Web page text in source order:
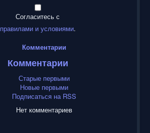
Согласитесь с
правилами и условиями.
Комментарии
Комментарии
Старые первыми
Новые первыми
Подписаться на RSS
Нет комментариев